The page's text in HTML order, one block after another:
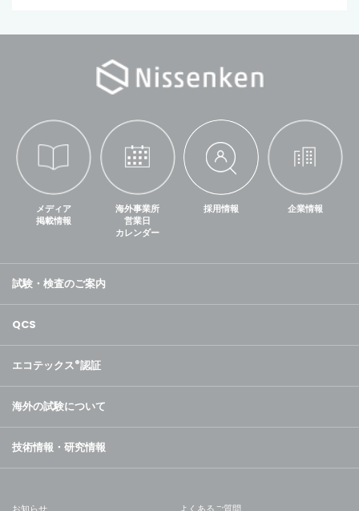
メディア
掲載情報
海外事業所
営業日
カレンダー
採用情報 企業情報
試験・検査のご案内
QCS
エコテックス®認証
海外の試験について
技術情報・研究情報